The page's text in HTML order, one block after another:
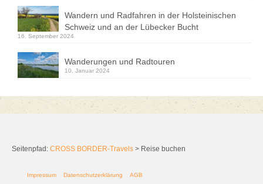
Wandern und Radfahren in der Holsteinischen
Schweiz und an der Lübecker Bucht
16. September 2024
Wanderungen und Radtouren
10. Januar 2024
Seitenpfad: CROSS BORDER-Travels > Reise buchen
Impressum Datenschutzerklärung AGB